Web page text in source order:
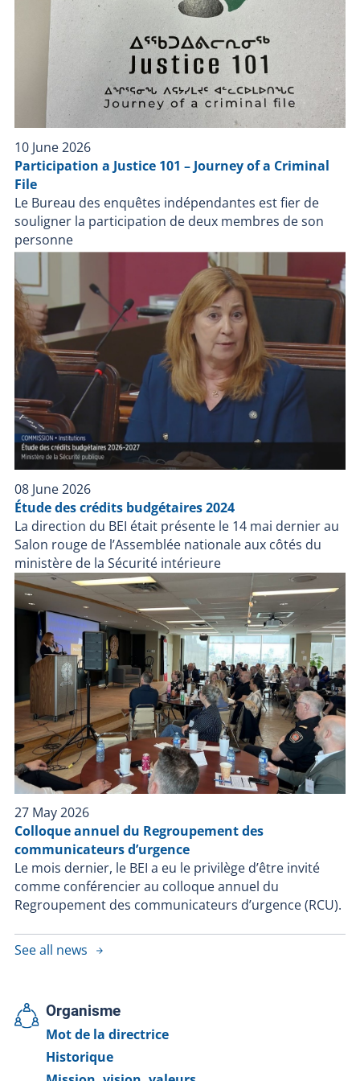
investigate the facts surrounding the police
intervention. The BEI investigates all cases where a
person, other than a police officer on duty, dies,
suffers serious injury or is injured by a firearm used
by a police officer during a police intervention or while
in the custody of a police force.
10 June 2026
Participation a Justice 101 – Journey of a Criminal
File
Le Bureau des enquêtes indépendantes est fier de
souligner la participation de deux membres de son
personne
08 June 2026
Étude des crédits budgétaires 2024
La direction du BEI était présente le 14 mai dernier au
Salon rouge de l’Assemblée nationale aux côtés du
ministère de la Sécurité intérieure
27 May 2026
Colloque annuel du Regroupement des
communicateurs d’urgence
Le mois dernier, le BEI a eu le privilège d’être invité
comme conférencier au colloque annuel du
Regroupement des communicateurs d’urgence (RCU).
See all news
Organisme
Mot de la directrice
Historique